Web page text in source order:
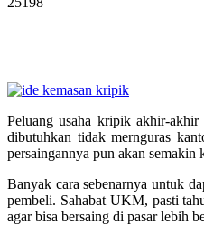
Peluang usaha kripik akhir-
dibutuhkan tidak mernguras
persaingannya pun akan
Banyak cara sebenarnya untuk
pembeli. Sahabat UKM, pasti
agar bisa bersaing di pasar lebih